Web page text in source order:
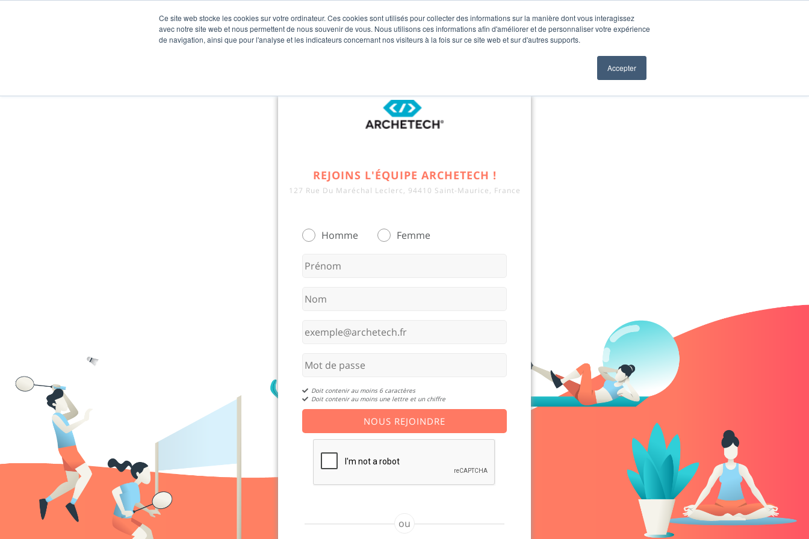
Ce site web stocke les cookies sur votre ordinateur. Ces cookies sont utilisés pour collecter des informations sur la manière dont vous interagissez
avec notre site web et nous permettent de nous souvenir de vous. Nous utilisons ces informations afin d'améliorer et de personnaliser votre expérience
de navigation, ainsi que pour l'analyse et les indicateurs concernant nos visiteurs à la fois sur ce site web et sur d'autres supports.
Accepter
REJOINS L'ÉQUIPE ARCHETECH !
127 Rue Du Maréchal Leclerc, 94410 Saint-Maurice, France
Homme Femme
Doit contenir au moins 6 caractères
Doit contenir au moins une lettre et un chiffre
NOUS REJOINDRE
ou